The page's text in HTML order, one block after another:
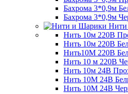
Бахрома 3*0,9м
Бахрома 3*0,9м
Нить 10м 220В
Нить 10м 220В
Нить10М 220В
Нить 10 м 220В
Нить 10м 24В
Нить 10М 24В
Нить 10М 24В